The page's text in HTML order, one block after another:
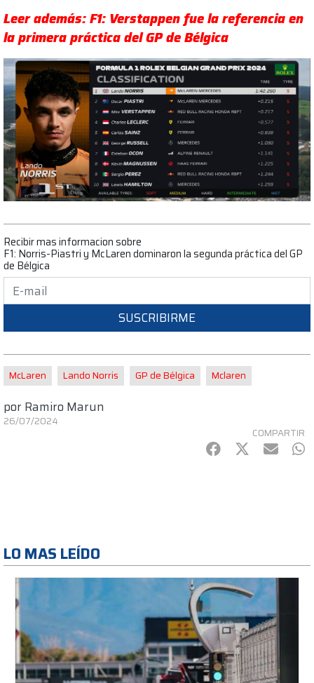
Leer además: F1: Verstappen fue la referencia en
la primera práctica del GP de Bélgica
Recibir mas informacion sobre
F1: Norris-Piastri y McLaren dominaron la segunda práctica del GP
de Bélgica
SUSCRIBIRME
McLaren Lando Norris GP de Bélgica Mclaren
por Ramiro Marun
26/07/2024
COMPARTIR
Facebook
Twitter
mail
LO MAS LEÍDO